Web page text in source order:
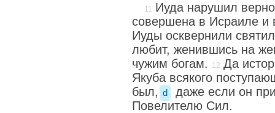
Иуда нарушил
совершена в Исраиле
Иуды осквернили
любит, женившись на
чужим богам.
Да
Якуба всякого
был, d
даже если он
Повелителю Сил.